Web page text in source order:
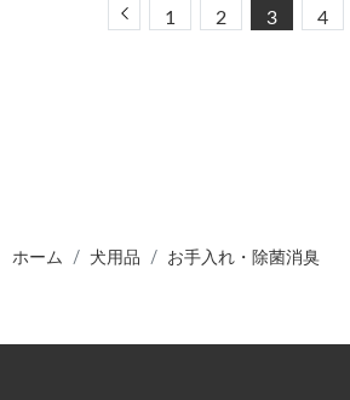
Previous
1 2 3 4
ホーム 犬用品 お手入れ・除菌消臭